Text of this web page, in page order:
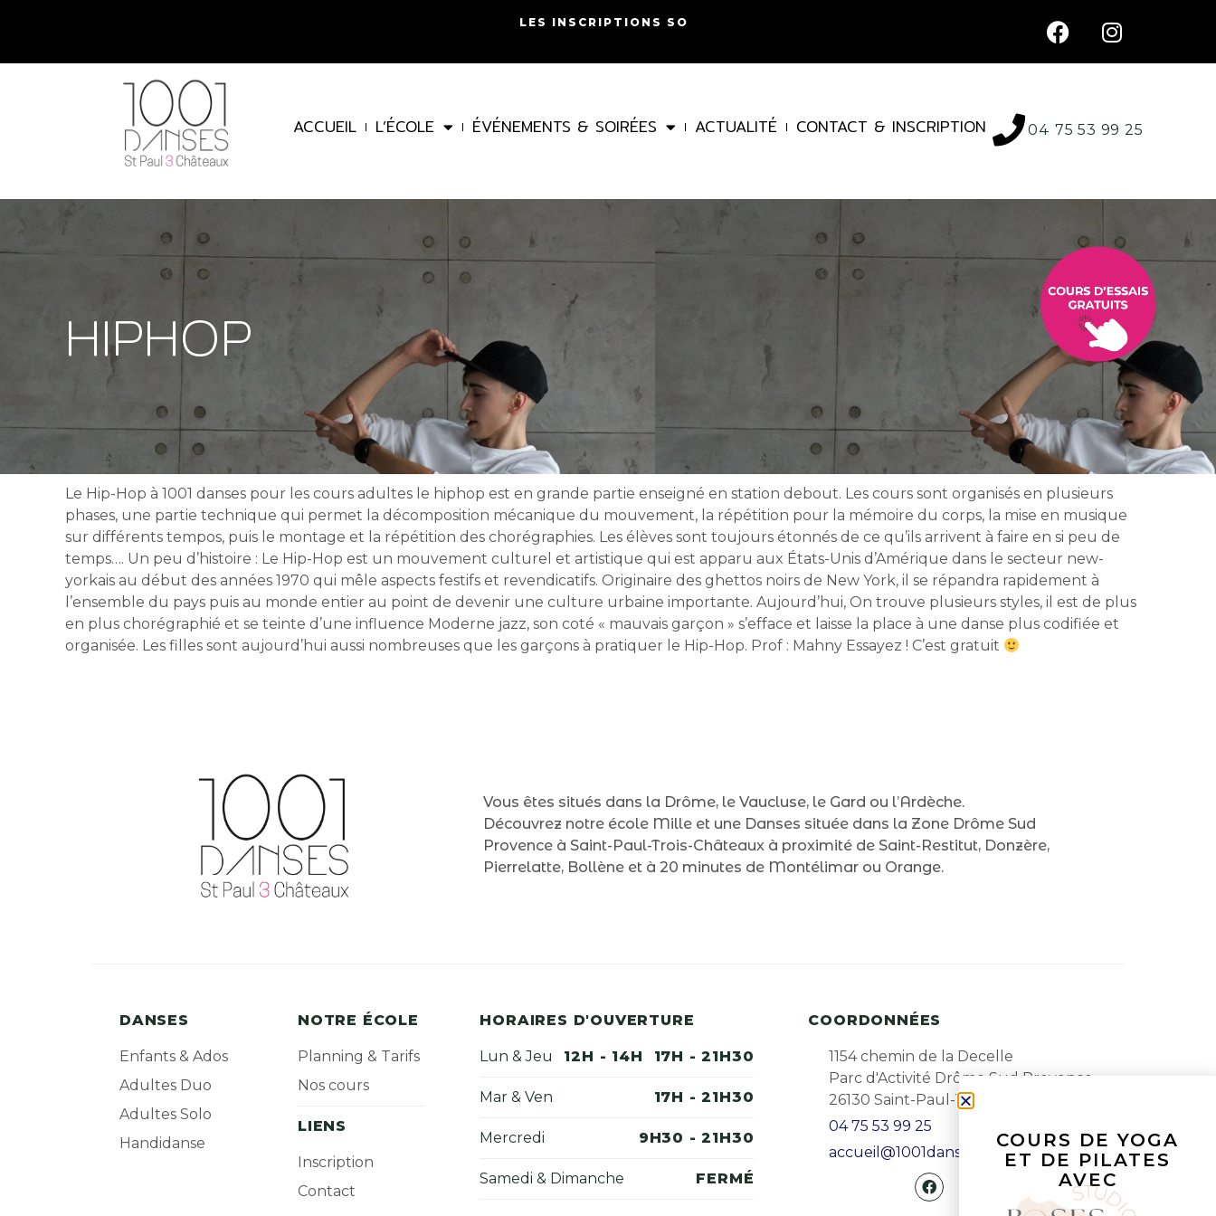
S INSCRIPTION S S O N T
ACCUEIL L’ÉCOLE ÉVÉNEMENTS & SOIRÉES ACTUALITÉ CONTACT & INSCRIPTION 04 75 53 99 25
HIPHOP
Le Hip-Hop à 1001 danses pour les cours adultes le hiphop est en grande partie enseigné en station debout. Les cours sont organisés en plusieurs
phases, une partie technique qui permet la décomposition mécanique du mouvement, la répétition pour la mémoire du corps, la mise en musique
sur différents tempos, puis le montage et la répétition des chorégraphies. Les élèves sont toujours étonnés de ce qu’ils arrivent à faire en si peu de
temps…. Un peu d’histoire : Le Hip-Hop est un mouvement culturel et artistique qui est apparu aux États-Unis d’Amérique dans le secteur new-
yorkais au début des années 1970 qui mêle aspects festifs et revendicatifs. Originaire des ghettos noirs de New York, il se répandra rapidement à
l’ensemble du pays puis au monde entier au point de devenir une culture urbaine importante. Aujourd’hui, On trouve plusieurs styles, il est de plus
en plus chorégraphié et se teinte d’une influence Moderne jazz, son coté « mauvais garçon » s’efface et laisse la place à une danse plus codifiée et
organisée. Les filles sont aujourd’hui aussi nombreuses que les garçons à pratiquer le Hip-Hop. Prof : Mahny Essayez ! C’est gratuit
Vous êtes situés dans la Drôme, le Vaucluse, le Gard ou l’Ardèche.
Découvrez notre école Mille et une Danses située dans la Zone Drôme Sud
Provence à Saint-Paul-Trois-Châteaux à proximité de Saint-Restitut, Donzère,
Pierrelatte, Bollène et à 20 minutes de Montélimar ou Orange.
DANSES
Enfants & Ados
Adultes Duo
Adultes Solo
Handidanse
NOTRE ÉCOLE
Planning & Tarifs
Nos cours
LIENS
Inscription
Contact
HORAIRES D'OUVERTURE
Lun & Jeu 12H - 14H 17H - 21H30
Mar & Ven 17H - 21H30
Mercredi 9H30 - 21H30
Samedi & Dimanche FERMÉ
COORDONNÉES
1154 chemin de la Decelle
Parc d'Activité Drôme Sud Provence
26130 Saint-Paul-Trois-Châteaux
04 75 53 99 25
accueil@1001danses.fr
COURS DE YOGA
ET DE PILATES
AVEC